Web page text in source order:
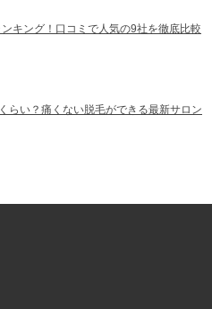
キング！口コミで人気の9社を徹底比較
らい？痛くない脱毛ができる最新サロン